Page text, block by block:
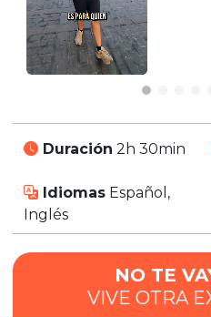
Duración 2h 30min
Idiomas Español,
Inglés
NO TE
VIVE OTRA